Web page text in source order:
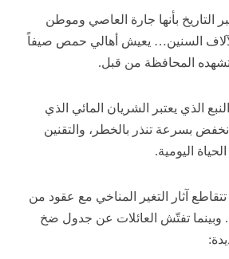
التاريخ بأنها جارة العاصي وموطن
لآلاف السنين… يعيش أهالي حمص صيفاً
المحافظة من قبل.
الذي يعتبر الشريان المائي الذي
بسرعة تنذر بالخطر، والتقنين
اليومية.
آثار التغير المناخي مع عقود من
وبينما تفتّش العائلات عن جدول ضخ